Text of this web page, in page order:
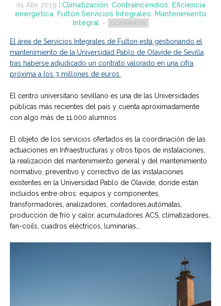
01 Abr, 2019 | Climatización, Contraincendios, Eficiencia
energética, Fulton Servicios Integrales, Mantenimiento
Integral
COMPARTIR
El área de Servicios Integrales de Fulton está gestionando el
mantenimiento de la Universidad Pablo de Olavide de Sevilla
tras haberse adjudicado un contrato valorado en una cifra
próxima a los 3 millones de euros.
El centro universitario sevillano es una de las Universidades
públicas más recientes del país y cuenta aproximadamente
con algo más de 11.000 alumnos.
El objeto de los servicios ofertados es la coordinación de las
actuaciones en Infraestructuras y otros tipos de instalaciones,
la realización del mantenimiento general y del mantenimiento
normativo, preventivo y correctivo de las instalaciones
existentes en la Universidad Pablo de Olavide, donde están
incluidos entre otros: equipos y componentes,
transformadores, analizadores, contadores,autómatas,
producción de frío y calor, acumuladores ACS, climatizadores,
fan-coils, cuadros eléctricos, luminarias…